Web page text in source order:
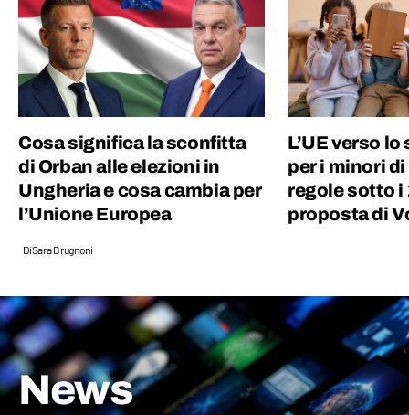
Cosa significa la sconfitta
di Orban alle elezioni in
Ungheria e cosa cambia per
l’Unione Europea
DiSara Brugnoni
L’UE verso
per i minori
regole sotto i
proposta di
News